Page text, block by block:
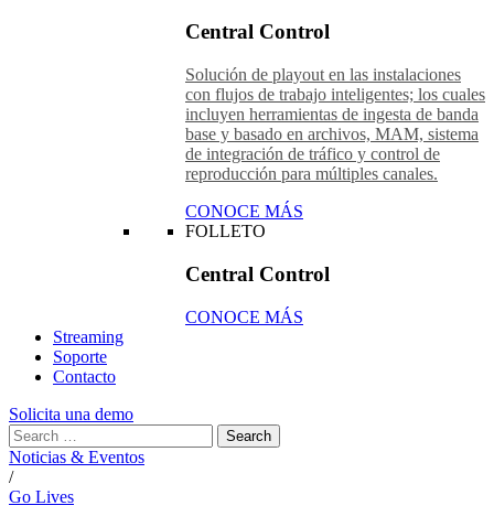
Central Control
Solución de playout en las instalaciones
con flujos de trabajo inteligentes; los cuales
incluyen herramientas de ingesta de banda
base y basado en archivos, MAM, sistema
de integración de tráfico y control de
reproducción para múltiples canales.
CONOCE MÁS
FOLLETO
Central Control
CONOCE MÁS
Streaming
Soporte
Contacto
Solicita una demo
Noticias & Eventos
/
Go Lives